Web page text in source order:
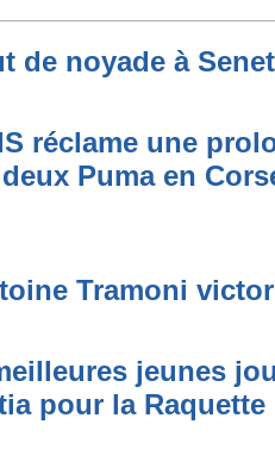
de noyade à
réclame une
Puma en
Tramoni
jeunes
pour la Raquette